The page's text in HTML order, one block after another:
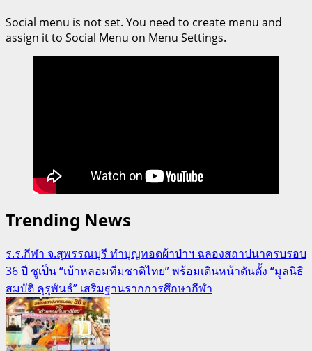
Social menu is not set. You need to create menu and
assign it to Social Menu on Menu Settings.
Trending News
ร.ร.กีฬา จ.สุพรรณบุรี ทำบุญทอดผ้าป่าฯ ฉลองสถาปนาครบรอบ
36 ปี ชูเป็น “เบ้าหลอมทีมชาติไทย” พร้อมเดินหน้าดันตั้ง “มูลนิธิ
สมบัติ คุรุพันธ์” เสริมฐานรากการศึกษากีฬา